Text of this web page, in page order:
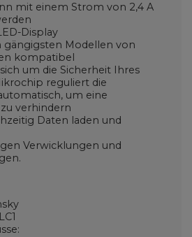
mit einem Strom von 2,4 A
Display
gängigsten Modellen von
kompatibel
um die Sicherheit Ihres
reguliert die
um eine
verhindern
Daten laden und
Verwicklungen und